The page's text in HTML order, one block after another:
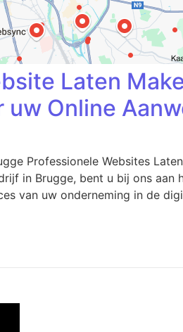
Laten
uw Online
Professionele Websites
in Brugge, bent u bij ons
van uw onderneming in de